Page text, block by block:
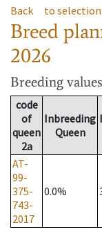
Back to
Breed
2026
Breeding values
code
of
queen
2a
Inbreeding
Queen
AT-
99-
375-
743-
2017
0.0%